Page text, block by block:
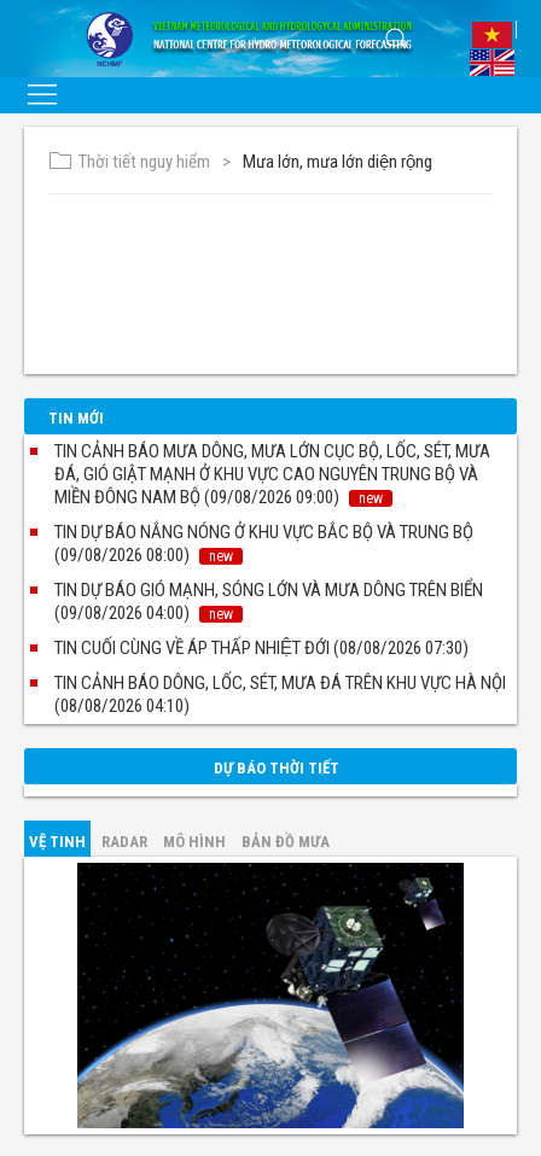
Thời tiết nguy hiểm Mưa lớn, mưa lớn diện rộng
TIN MỚI
TIN CẢNH BÁO MƯA DÔNG, MƯA LỚN CỤC BỘ, LỐC, SÉT, MƯA
ĐÁ, GIÓ GIẬT MẠNH Ở KHU VỰC CAO NGUYÊN TRUNG BỘ VÀ
MIỀN ĐÔNG NAM BỘ (09/08/2026 09:00)
new
TIN DỰ BÁO NẮNG NÓNG Ở KHU VỰC BẮC BỘ VÀ TRUNG BỘ
(09/08/2026 08:00)
new
TIN DỰ BÁO GIÓ MẠNH, SÓNG LỚN VÀ MƯA DÔNG TRÊN BIỂN
(09/08/2026 04:00)
new
TIN CUỐI CÙNG VỀ ÁP THẤP NHIỆT ĐỚI (08/08/2026 07:30)
TIN CẢNH BÁO DÔNG, LỐC, SÉT, MƯA ĐÁ TRÊN KHU VỰC HÀ NỘI
(08/08/2026 04:10)
DỰ BÁO THỜI TIẾT
VỆ TINH RADAR MÔ HÌNH BẢN ĐỒ MƯA